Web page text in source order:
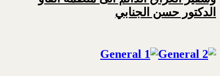
الدكتور حسن الجنابي